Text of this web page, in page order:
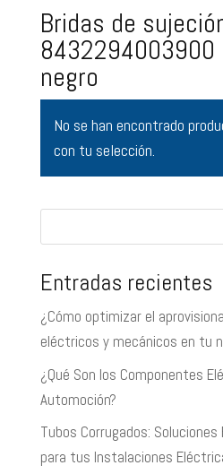
Bridas de
8432294003900
negro
No se han encontrado
con tu selección.
Entradas recientes
¿Cómo optimizar el
eléctricos y mecánicos en tu
¿Qué Son los Componentes
Automoción?
Tubos Corrugados:
para tus Instalaciones